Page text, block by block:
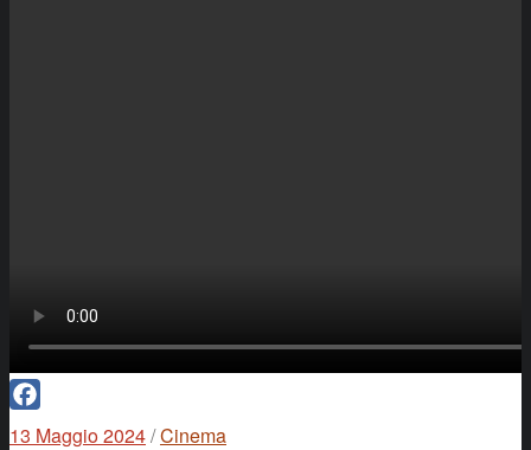
Facebook
13 Maggio 2024/Cinema